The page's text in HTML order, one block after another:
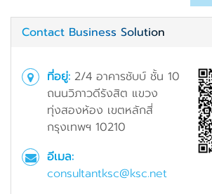
Contact Business Solution
ที่อยู่: 2/4 อาคารชับบ์ ชั้น 10
ถนนวิภาวดีรังสิต แขวง
ทุ่งสองห้อง เขตหลักสี่
กรุงเทพฯ 10210
อีเมล:
consultantksc@ksc.net